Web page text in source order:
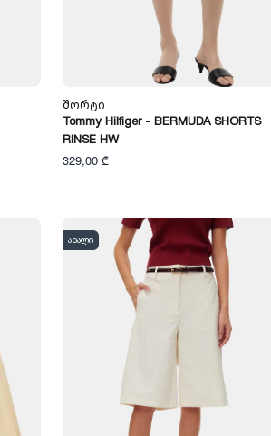
Შორტი
Tommy Hilfiger - BERMUDA SHORTS
RINSE HW
329,00 ₾
ახალი